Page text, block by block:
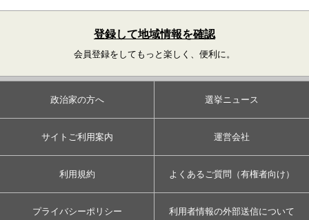
登録して地域情報を確認
会員登録をしてもっと楽しく、便利に。
政治家の方へ 選挙ニュース
サイトご利用案内 運営会社
利用規約 よくあるご質問（有権者向け）
プライバシーポリシー 利用者情報の外部送信について